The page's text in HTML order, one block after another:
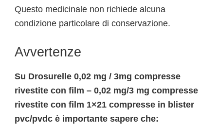
Questo medicinale non richiede alcuna
condizione particolare di conservazione.
Avvertenze
Su Drosurelle 0,02 mg / 3mg compresse
rivestite con film – 0,02 mg/3 mg compresse
rivestite con film 1×21 compresse in blister
pvc/pvdc è importante sapere che: